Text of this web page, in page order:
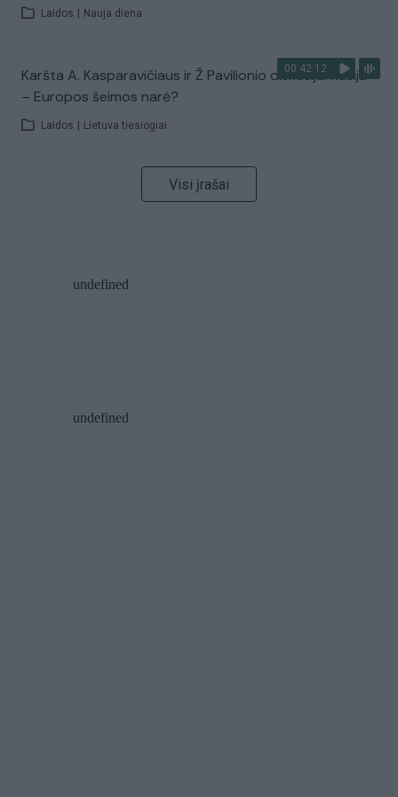
Laidos Nauja diena
00:42:12
Karšta A. Kasparavičiaus ir Ž Pavilionio diskusija: Rusija
– Europos šeimos narė?
Laidos Lietuva tiesiogiai
Visi įrašai